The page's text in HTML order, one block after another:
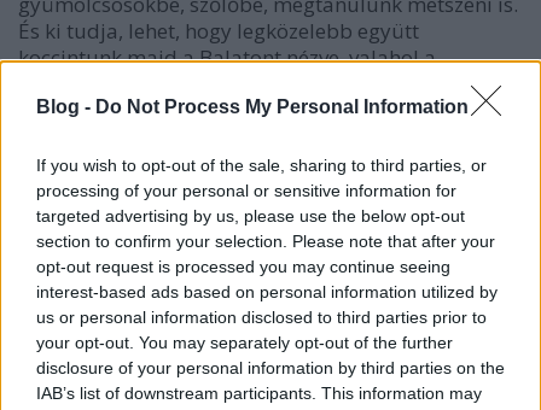
Blog - Do Not Process My Personal Information
If you wish to opt-out of the sale, sharing to third parties, or
processing of your personal or sensitive information for
targeted advertising by us, please use the below opt-out
section to confirm your selection. Please note that after your
opt-out request is processed you may continue seeing
interest-based ads based on personal information utilized by
us or personal information disclosed to third parties prior to
your opt-out. You may separately opt-out of the further
disclosure of your personal information by third parties on the
IAB’s list of downstream participants. This information may
És ki tudja, lehet, hogy legközelebb együtt
koccintunk majd a Balatont nézve, valahol a